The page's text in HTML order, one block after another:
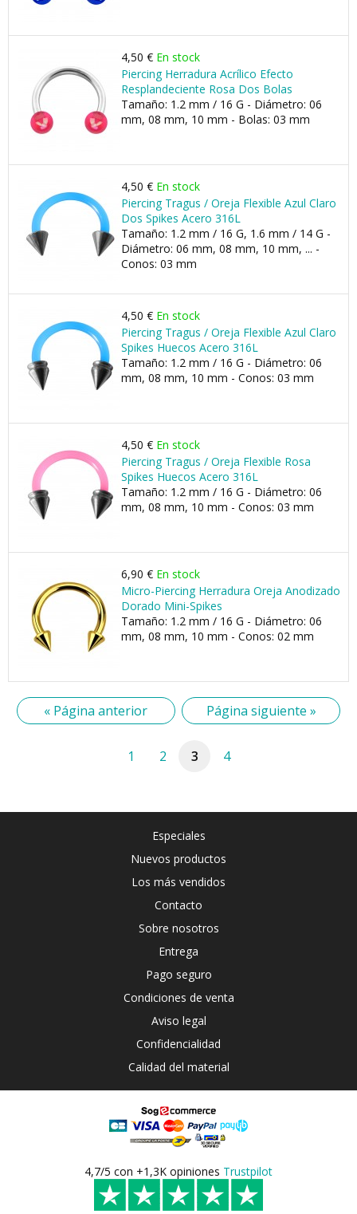
4,50 € En stock
Piercing Herradura Acrílico Efecto
Resplandeciente Rosa Dos Bolas
Tamaño: 1.2 mm / 16 G - Diámetro: 06
mm, 08 mm, 10 mm - Bolas: 03 mm
4,50 € En stock
Piercing Tragus / Oreja Flexible Azul Claro
Dos Spikes Acero 316L
Tamaño: 1.2 mm / 16 G, 1.6 mm / 14 G -
Diámetro: 06 mm, 08 mm, 10 mm, ... -
Conos: 03 mm
4,50 € En stock
Piercing Tragus / Oreja Flexible Azul Claro
Spikes Huecos Acero 316L
Tamaño: 1.2 mm / 16 G - Diámetro: 06
mm, 08 mm, 10 mm - Conos: 03 mm
4,50 € En stock
Piercing Tragus / Oreja Flexible Rosa
Spikes Huecos Acero 316L
Tamaño: 1.2 mm / 16 G - Diámetro: 06
mm, 08 mm, 10 mm - Conos: 03 mm
6,90 € En stock
Micro-Piercing Herradura Oreja Anodizado
Dorado Mini-Spikes
Tamaño: 1.2 mm / 16 G - Diámetro: 06
mm, 08 mm, 10 mm - Conos: 02 mm
« Página anterior Página siguiente »
1 2 3 4
Especiales
Nuevos productos
Los más vendidos
Contacto
Sobre nosotros
Entrega
Pago seguro
Condiciones de venta
Aviso legal
Confidencialidad
Calidad del material
4,7/5 con +1,3K opiniones Trustpilot